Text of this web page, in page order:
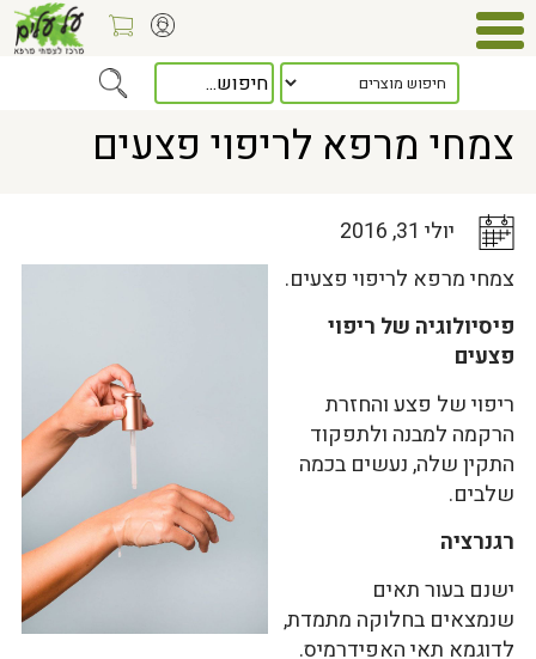
כלל המאמרים> צמחי מרפא לריפוי פצעים
צמחי מרפא לריפוי פצעים
יולי 31, 2016
צמחי מרפא לריפוי פצעים.
פיסיולוגיה של ריפוי
פצעים
ריפוי של פצע והחזרת
הרקמה למבנה ולתפקוד
התקין שלה, נעשים בכמה
שלבים.
רגנרציה
ישנם בעור תאים
שנמצאים בחלוקה מתמדת,
לדוגמא תאי האפידרמיס.